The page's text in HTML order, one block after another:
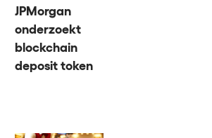
JPMorgan
onderzoekt
blockchain
deposit token